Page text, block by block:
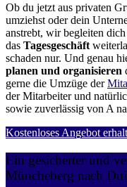
Ob du jetzt aus privaten
umziehst oder dein
anstrebt, wir begleiten
das Tagesgeschäft
schaden nur. Und genau
planen und organisieren
gerne die Umzüge der
der Mitarbeiter und
sowie zuverlässig von A
Kostenloses Angebot
Ein gesicherter und
Müncheberg nach